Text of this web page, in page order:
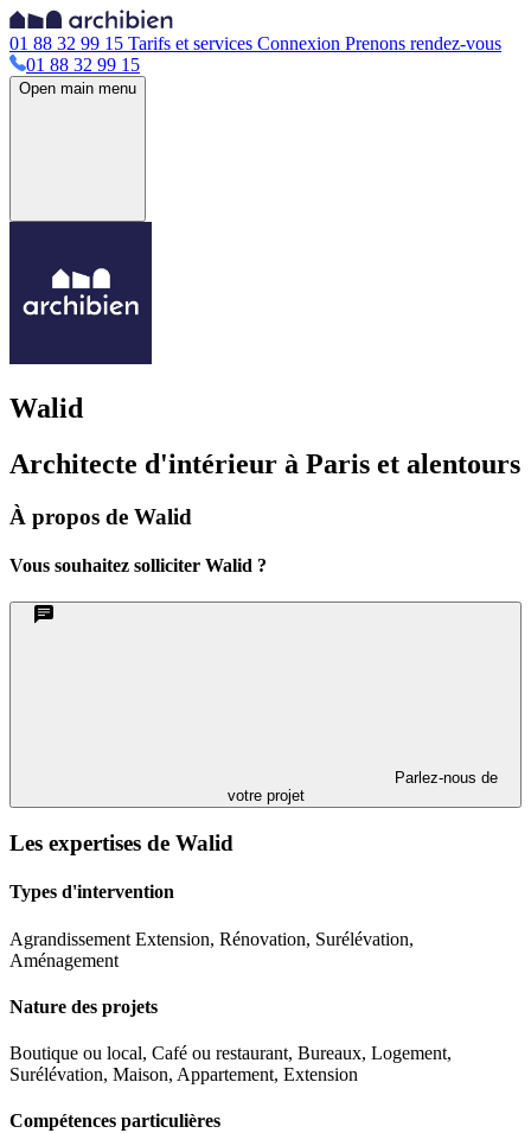
01 88 32 99 15 Tarifs et services Connexion Prenons rendez-vous
01 88 32 99 15
Open main menu
Walid
Architecte d'intérieur à Paris et alentours
À propos de Walid
Vous souhaitez solliciter Walid ?
Parlez-nous de
votre projet
Les expertises de Walid
Types d'intervention
Agrandissement Extension, Rénovation, Surélévation,
Aménagement
Nature des projets
Boutique ou local, Café ou restaurant, Bureaux, Logement,
Surélévation, Maison, Appartement, Extension
Compétences particulières